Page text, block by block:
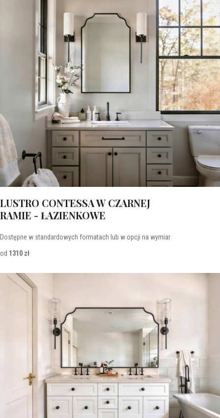
LUSTRO CONTESSA W CZARNEJ
RAMIE - ŁAZIENKOWE
Dostępne w standardowych formatach lub w opcji na wymiar
od 1310 zł